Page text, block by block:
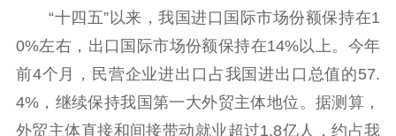
“十四五”以来，我国进口国际市场份额保持在1
0%左右，出口国际市场份额保持在14%以上。今年
前4个月，民营企业进出口占我国进出口总值的57.
4%，继续保持我国第一大外贸主体地位。据测算，
外贸主体直接和间接带动就业超过1.8亿人，约占我